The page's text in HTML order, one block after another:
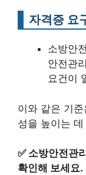
자격증 요
소방안
안전관
요건이
이와 같은 기
성을 높이는
✅ 소방안전관
확인해 보세요.